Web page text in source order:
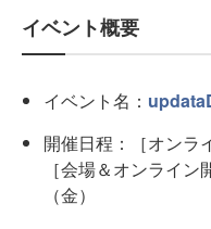
イベント概要
イベント名：
開催日程：［オンラ
［会場＆オンライ
（金）